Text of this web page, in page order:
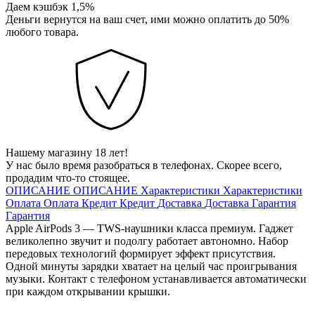
Даем кэшбэк 1,5%
Деньги вернутся на ваш счет, ими можно оплатить до 50%
любого товара.
Нашему магазину 18 лет!
У нас было время разобраться в телефонах. Скорее всего,
продадим что-то стоящее.
ОПИСАНИЕ ОПИСАНИЕ Характеристики Характеристики
Оплата Оплата Кредит Кредит Доставка Доставка Гарантия
Гарантия
Apple AirPods 3 — TWS-наушники класса премиум. Гаджет
великолепно звучит и подолгу работает автономно. Набор
передовых технологий формирует эффект присутствия.
Одной минуты зарядки хватает на целый час проигрывания
музыки. Контакт с телефоном устанавливается автоматически
при каждом открывании крышки.